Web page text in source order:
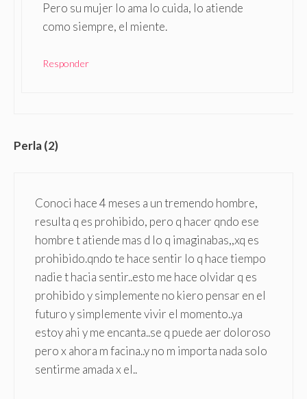
Pero su mujer lo ama lo cuida, lo atiende
como siempre, el miente.
Responder
Perla (2)
Conoci hace 4 meses a un tremendo hombre,
resulta q es prohibido, pero q hacer qndo ese
hombre t atiende mas d lo q imaginabas,,xq es
prohibido.qndo te hace sentir lo q hace tiempo
nadie t hacia sentir..esto me hace olvidar q es
prohibido y simplemente no kiero pensar en el
futuro y simplemente vivir el momento..ya
estoy ahi y me encanta..se q puede aer doloroso
pero x ahora m facina..y no m importa nada solo
sentirme amada x el..